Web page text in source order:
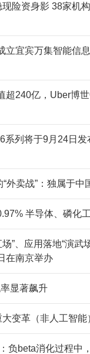
险资身影 38家机
立宜宾万集智能信
超240亿，Uber博
系列将于9月24日
外卖战”：独属于中
半导体、磷化
”、应用落地“演武
在南京举办
显著飙升
变革（非人工智能
负beta消化过程中